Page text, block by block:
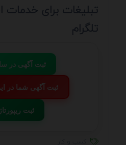
تبلیغات برای خدمات
تلگرام
📢 ثبت آگهی در
💬 ثبت آگهی شما در
📰 ثبت ریپورتاژ